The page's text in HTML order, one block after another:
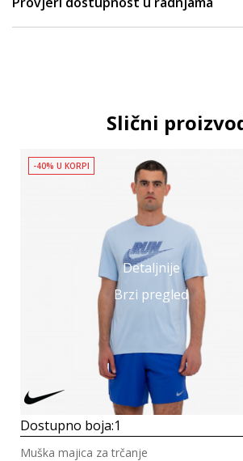
Slični
Detaljnije
Brzi pregled
-40% U KORPI
Dostupno boja:1
Muška majica za trčanje